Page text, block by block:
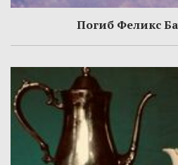
Погиб Феликс